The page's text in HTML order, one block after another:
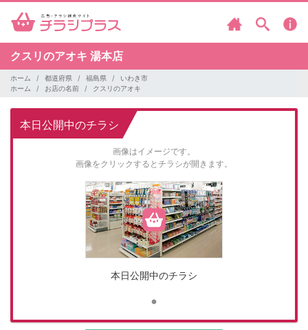
クスリのアオキ 湯本店
ホーム 都道府県 福島県
いわき市
ホーム
お店の名前 クスリのアオキ
本日公開中のチラシ
画像はイメージです。
画像をクリックするとチラシが開きます。
本日公開中のチラシ